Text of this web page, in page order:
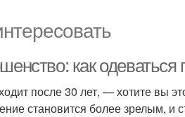
как
после 30 лет, — хотите вы
становится более зрелым, и